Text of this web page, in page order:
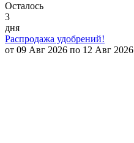
Осталось
3
дня
Распродажа удобрений!
от 09 Авг 2026 по 12 Авг 2026